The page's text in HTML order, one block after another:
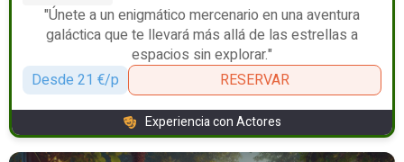
"Únete a un enigmático mercenario en una aventura
galáctica que te llevará más allá de las estrellas a
espacios sin explorar."
Desde 21 €/p
RESERVAR
Experiencia con Actores